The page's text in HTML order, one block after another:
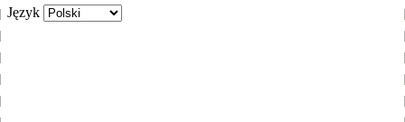
Język